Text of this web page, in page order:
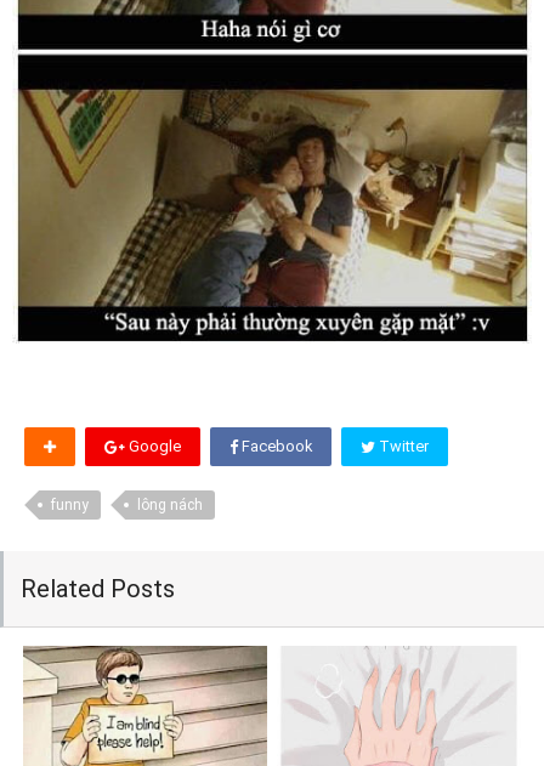
Google Facebook Twitter
funny lông nách
Related Posts